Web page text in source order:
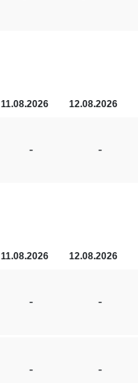
11.08.2026 12.08.2026
- -
11.08.2026 12.08.2026
- -
- -